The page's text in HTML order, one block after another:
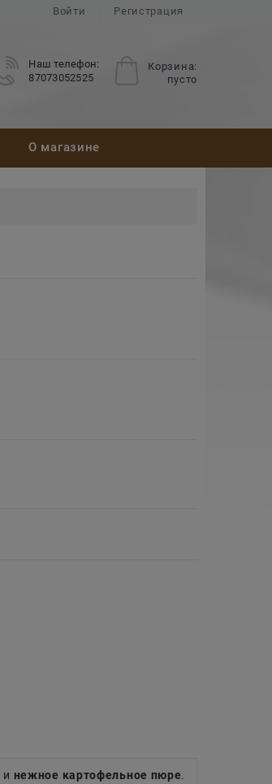
Войти Регистрация
Корзина:
пусто
Наш телефон:
87073052525
О магазине
и нежное картофельное пюре.